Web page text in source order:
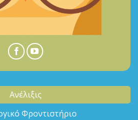
Ανέλιξις
Φροντιστήριο